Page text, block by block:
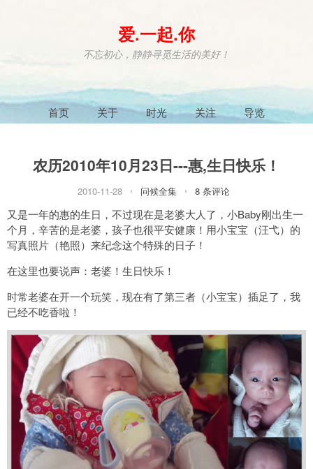
爱.一起.你
不忘初心，静静寻觅生活的美好！
首页 关于 时光 关注 导览
农历2010年10月23日---惠,生日快乐！
2010-11-28 问候全集 8 条评论
又是一年的惠的生日，不过现在是老婆大人了，小Baby刚出生一
个月，辛苦的是老婆，孩子也很平安健康！用小宝宝（汪弋）的
写真照片（艳照）来纪念这个特殊的日子！
在这里也要说声：老婆！生日快乐！
时常老婆在开一个玩笑，现在有了第三者（小宝宝）插足了，我
已经不吃香啦！